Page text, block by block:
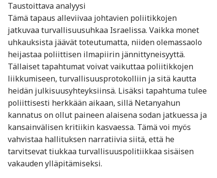
Taustoittava analyysi
Tämä tapaus alleviivaa johtavien poliitikkojen
jatkuvaa turvallisuusuhkaa Israelissa. Vaikka monet
uhkauksista jäävät toteutumatta, niiden olemassaolo
heijastaa poliittisen ilmapiirin jännittyneisyyttä.
Tällaiset tapahtumat voivat vaikuttaa poliitikkojen
liikkumiseen, turvallisuusprotokolliin ja sitä kautta
heidän julkisuusyhteyksiinsä. Lisäksi tapahtuma tulee
poliittisesti herkkään aikaan, sillä Netanyahun
kannatus on ollut paineen alaisena sodan jatkuessa ja
kansainvälisen kritiikin kasvaessa. Tämä voi myös
vahvistaa hallituksen narratiivia siitä, että he
tarvitsevat tiukkaa turvallisuuspolitiikkaa sisäisen
vakauden ylläpitämiseksi.